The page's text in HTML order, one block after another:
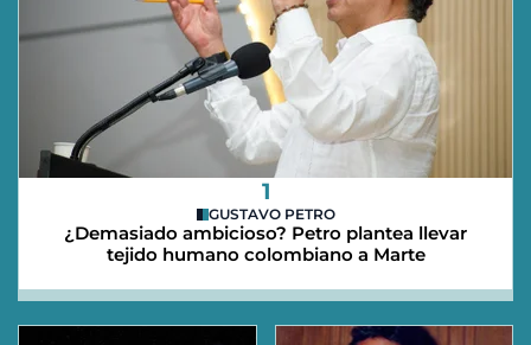
1
GUSTAVO PETRO
¿Demasiado ambicioso? Petro plantea llevar
tejido humano colombiano a Marte